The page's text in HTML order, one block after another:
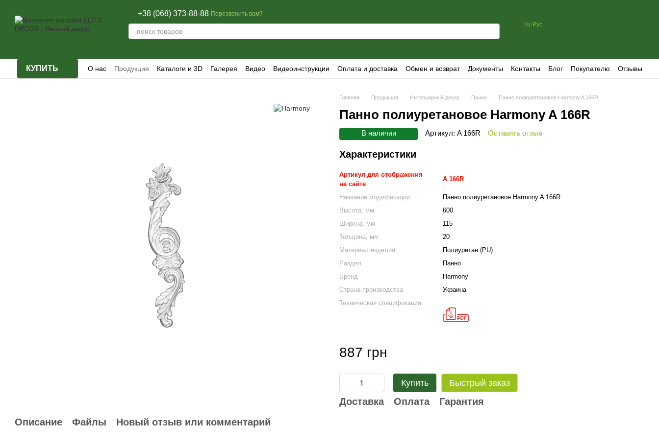
+38 (068) 373-88-88 Перезвонить вам?
Укр Рус
КУПИТЬ О нас Продукция Каталоги и 3D Галерея Видео Видеоинструкции Оплата и доставка Обмен и возврат Документы Контакты Блог Покупателю Отзывы
Описание Файлы Новый отзыв или комментарий
Главная Продукция Интерьерный декор Панно Панно полиуретановое Harmony A 166R
Панно полиуретановое Harmony A 166R
В наличии Артикул: A 166R Оставить отзыв
Характеристики
Артикул для отображения
на сайте
A 166R
Название модификации
Панно полиуретановое Harmony A 166R
Высота, мм
600
Ширина, мм
115
Толщина, мм
20
Материал изделия
Полиуретан (PU)
Раздел
Панно
Бренд
Harmony
Страна производства
Украина
Техническая спецификация
887 грн
Купить Быстрый заказ
Доставка Оплата Гарантия